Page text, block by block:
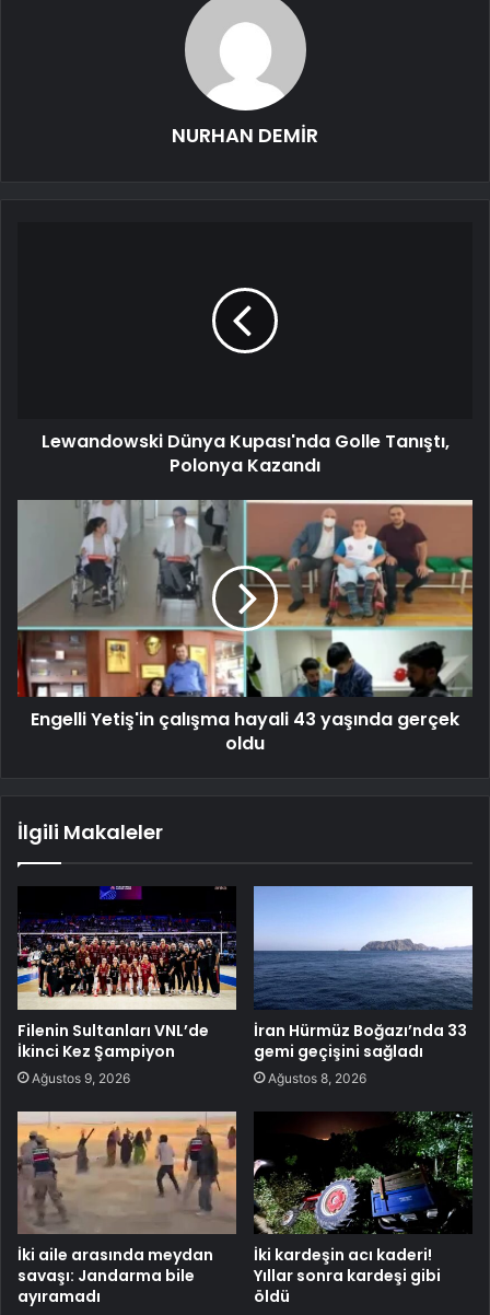
NURHAN DEMİR
Lewandowski Dünya Kupası'nda Golle Tanıştı,
Polonya Kazandı
Engelli Yetiş'in çalışma hayali 43 yaşında gerçek
oldu
İlgili Makaleler
Filenin Sultanları VNL’de
İkinci Kez Şampiyon
Ağustos 9, 2026
İran Hürmüz Boğazı’nda 33
gemi geçişini sağladı
Ağustos 8, 2026
İki aile arasında meydan
savaşı: Jandarma bile
ayıramadı
İki kardeşin acı kaderi!
Yıllar sonra kardeşi gibi
öldü